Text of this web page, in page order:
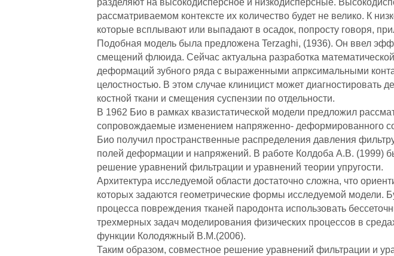
разделяют на высокодисперсное и низкодисперсные.
рассматриваемом контексте их количество будет не велико. К
которые всплывают или выпадают в осадок, попросту говоря,
Подобная модель была предложена Terzaghi, (1936). Он ввел
смещений флюида. Сейчас актуальна разработка
деформаций зубного ряда с выраженными апрксимальными
целостностью. В этом случае клиницист может
костной ткани и смещения суспензии по отдельности.
В 1962 Био в рамках квазистатической модели предложил
сопровождаемые изменением напряженно- деформированного
Био получил пространственные распределения давления
полей деформации и напряжений. В работе Колдоба А.В. (1999)
решение уравнений фильтрации и уравнений теории упругости.
Архитектура исследуемой области достаточно сложна, что
которых задаются геометрические формы исследуемой модели.
процесса повреждения тканей пародонта использовать
трехмерных задач моделирования физических процессов в
функции Колодяжный В.М.(2006).
Таким образом, совместное решение уравнений фильтрации и